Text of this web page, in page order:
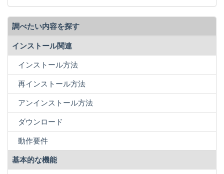
調べたい内容を探す
インストール関連
インストール方法
再インストール方法
アンインストール方法
ダウンロード
動作要件
基本的な機能